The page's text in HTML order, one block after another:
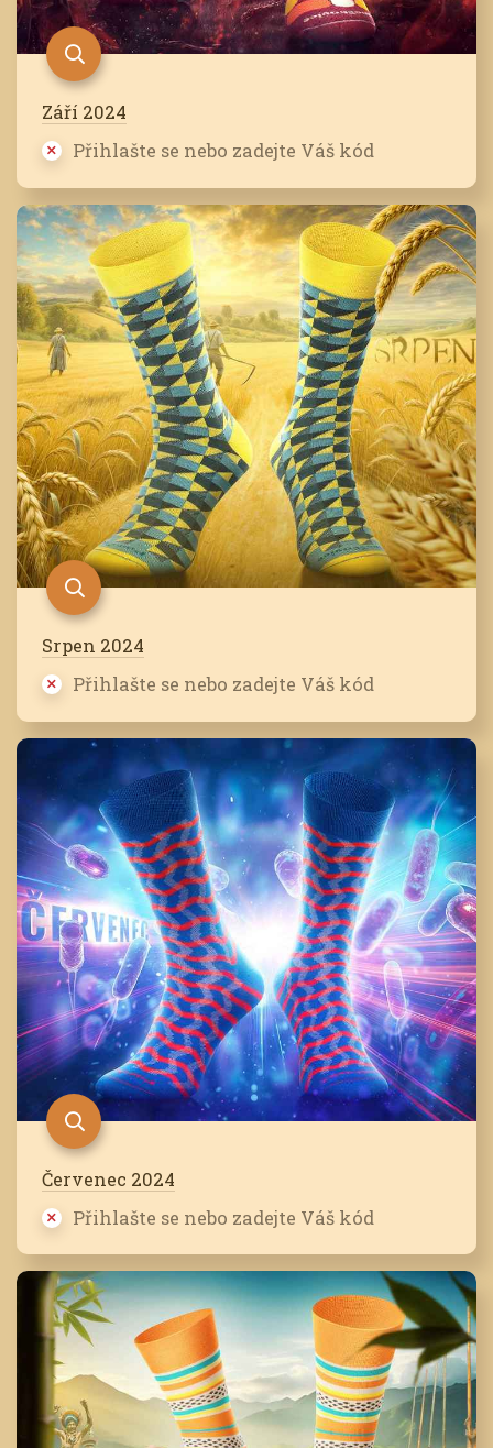
Září 2024
Přihlašte se nebo zadejte Váš kód
Srpen 2024
Přihlašte se nebo zadejte Váš kód
Červenec 2024
Přihlašte se nebo zadejte Váš kód